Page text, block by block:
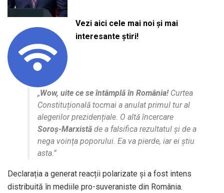
Vezi aici cele mai noi și mai
interesante știri!
„Wow, uite ce se întâmplă în România!Curtea
Constituțională tocmai a anulat primul tur al
alegerilor prezidențiale. O altă încercare
Soroș-Marxistă de a falsifica rezultatul și de a
nega voința poporului. Ea va pierde, iar ei știu
asta.”
Declarația a generat reacții polarizate și a fost intens
distribuită în mediile pro-suveraniste din România.